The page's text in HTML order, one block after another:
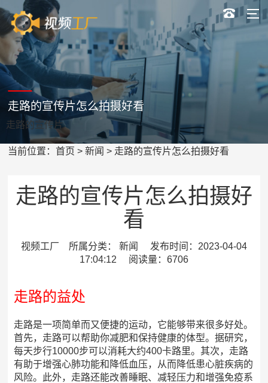
走路的宣传片怎么拍摄好看
走路的宣传片
当前位置：首页 >新闻 > 走路的宣传片怎么拍摄好看
走路的宣传片怎么拍摄好
看
视频工厂 所属分类： 新闻 发布时间：2023-04-04
17:04:12 阅读量：6706
走路的益处
走路是一项简单而又便捷的运动，它能够带来很多好处。
首先，走路可以帮助你减肥和保持健康的体型。据研究，
每天步行10000步可以消耗大约400卡路里。其次，走路
有助于增强心肺功能和降低血压，从而降低患心脏疾病的
风险。此外，走路还能改善睡眠、减轻压力和增强免疫系